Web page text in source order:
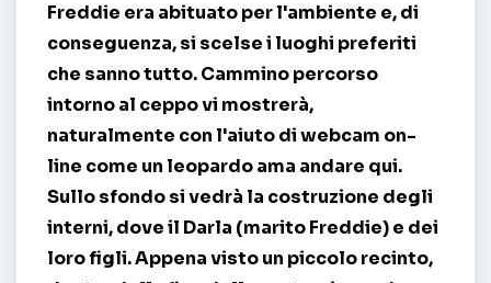
Freddie era abituato per l'ambiente e, di
conseguenza, si scelse i luoghi preferiti
che sanno tutto. Cammino percorso
intorno al ceppo vi mostrerà,
naturalmente con l'aiuto diwebcam on-
line come un leopardo ama andare qui.
Sullo sfondo si vedrà la costruzione degli
interni, dove il Darla (marito Freddie) e dei
loro figli. Appena visto un piccolo recinto,